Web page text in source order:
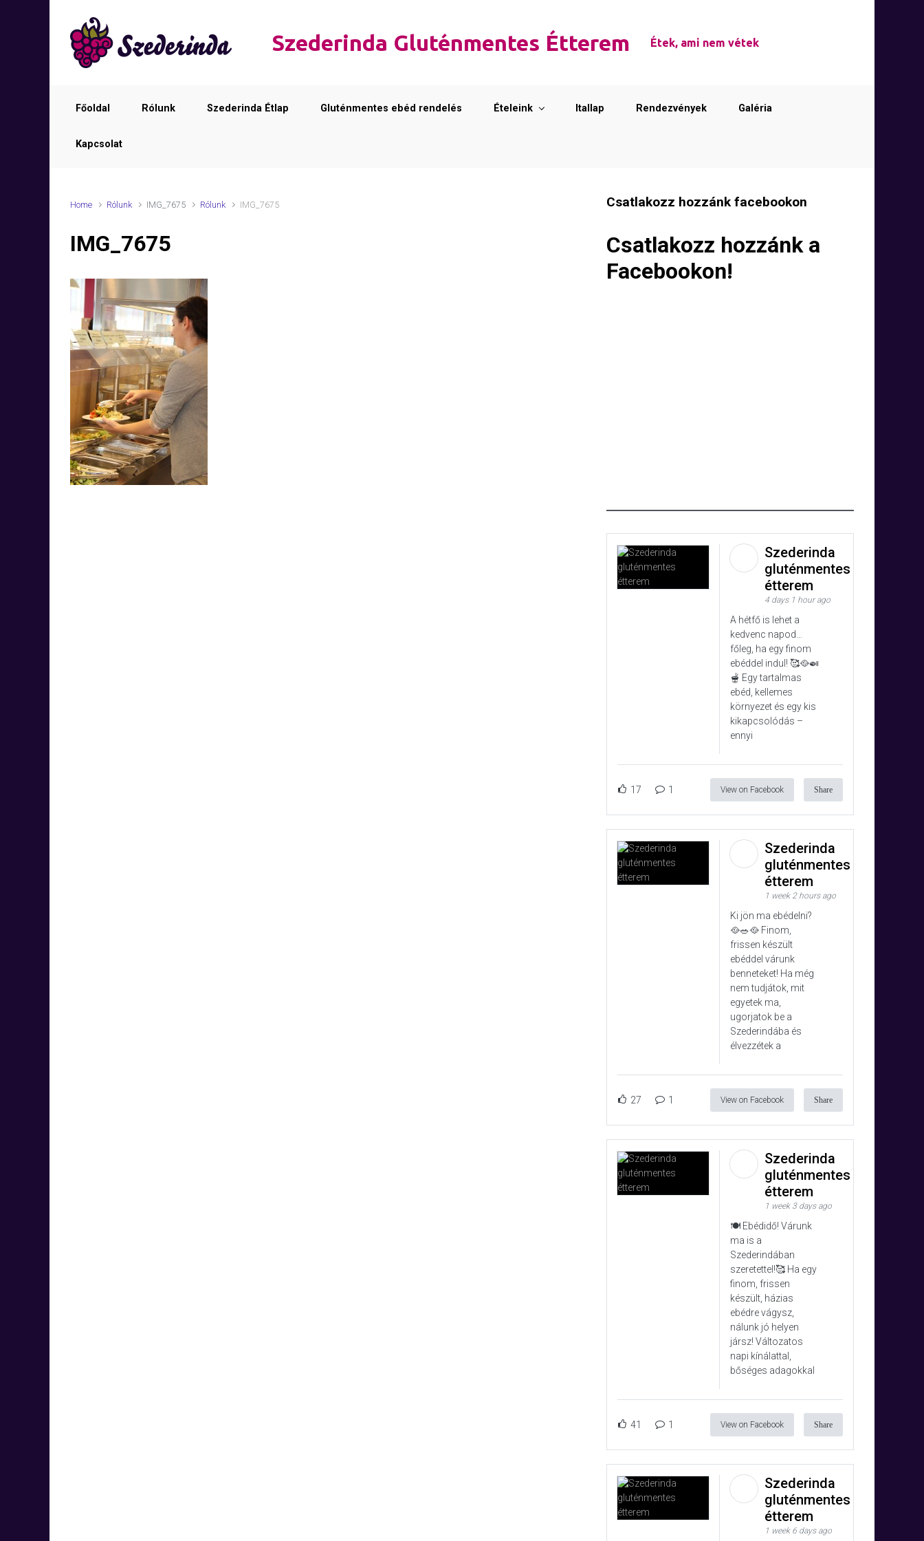
Szederinda Gluténmentes Étterem Étek, ami nem vétek
Főoldal Rólunk Szederinda Étlap Gluténmentes ebéd rendelés Ételeink Itallap Rendezvények Galéria
Kapcsolat
Home Rólunk IMG_7675 Rólunk IMG_7675
IMG_7675
Csatlakozz hozzánk facebookon
Csatlakozz hozzánk a
Facebookon!
Szederinda
gluténmentes
étterem
4 days 1 hour ago
A hétfő is lehet a
kedvenc napod…
főleg, ha egy finom
ebéddel indul! 🥰🥘🍛
🫕 Egy tartalmas
ebéd, kellemes
környezet és egy kis
kikapcsolódás –
ennyi
17 1 View on Facebook Share
Szederinda
gluténmentes
étterem
1 week 2 hours ago
Ki jön ma ebédelni?
🥘🥗🥘 Finom,
frissen készült
ebéddel várunk
benneteket! Ha még
nem tudjátok, mit
egyetek ma,
ugorjatok be a
Szederindába és
élvezzétek a
27 1 View on Facebook Share
Szederinda
gluténmentes
étterem
1 week 3 days ago
🍽️ Ebédidő! Várunk
ma is a
Szederindában
szeretettel!🥰 Ha egy
finom, frissen
készült, házias
ebédre vágysz,
nálunk jó helyen
jársz! Változatos
napi kínálattal,
bőséges adagokkal
41 1 View on Facebook Share
Szederinda
gluténmentes
étterem
1 week 6 days ago